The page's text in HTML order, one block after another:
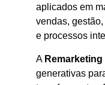
aplicados em
vendas,
e processos
A Remarketing
generativas